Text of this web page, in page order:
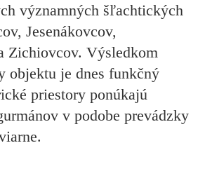
významných šľachtických
Jesenákovcov,
Zichiovcov. Výsledkom
objektu je dnes funkčný
priestory ponúkajú
v podobe prevádzky